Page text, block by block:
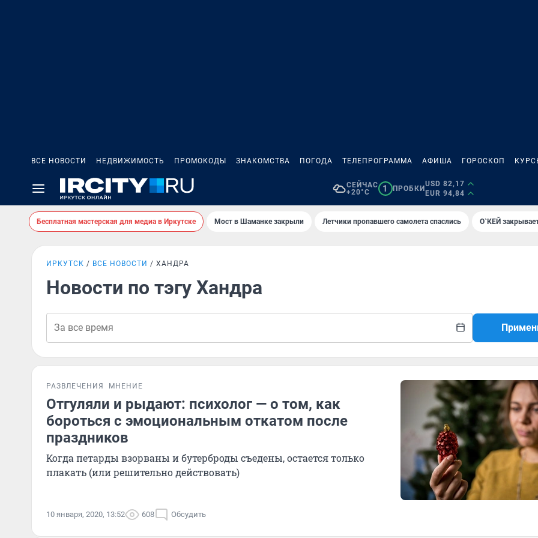
ВСЕ НОВОСТИ НЕДВИЖИМОСТЬ ПРОМОКОДЫ ЗНАКОМСТВА ПОГОДА ТЕЛЕПРОГРАММА АФИША ГОРОСКОП
СЕЙЧАС
+20°C
1 ПРОБКИ
USD 82,17
EUR 94,84
Бесплатная мастерская для медиа в Иркутске Мост в Шаманке закрыли Летчики пропавшего самолета спаслись О`КЕЙ
ИРКУТСК ВСЕ НОВОСТИ ХАНДРА
Новости по тэгу Хандра
РАЗВЛЕЧЕНИЯ МНЕНИЕ
Отгуляли и рыдают: психолог — о том, как
бороться с эмоциональным откатом после
праздников
Когда петарды взорваны и бутерброды съедены, остается только
плакать (или решительно действовать)
10 января, 2020, 13:52 608 Обсудить